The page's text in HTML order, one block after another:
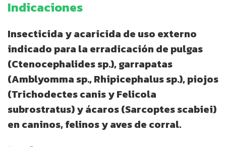
Indicaciones
Insecticida y acaricida de uso externo
indicado para la erradicación de pulgas
(Ctenocephalides sp.), garrapatas
(Amblyomma sp., Rhipicephalus sp.), piojos
(Trichodectes canis y Felicola
subrostratus) y ácaros (Sarcoptes scabiei)
en caninos, felinos y aves de corral.